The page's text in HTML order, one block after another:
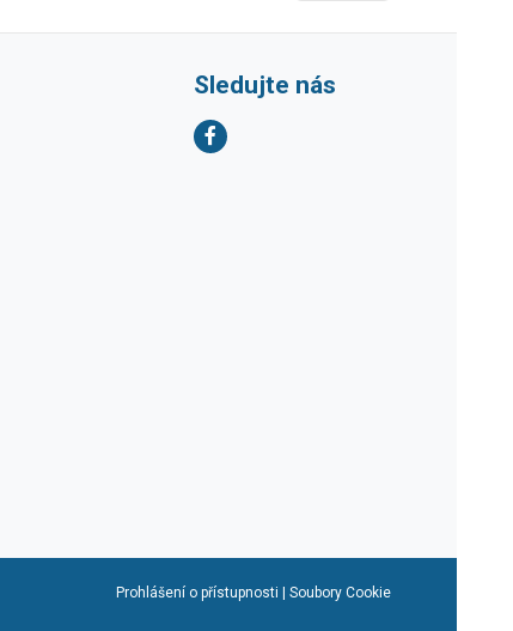
Sledujte nás
Prohlášení o přístupnosti | Soubory Cookie